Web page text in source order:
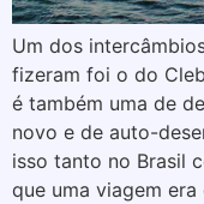
Um dos
fizeram foi o do
é também uma de
novo e de auto-
isso tanto no Brasil
que uma viagem